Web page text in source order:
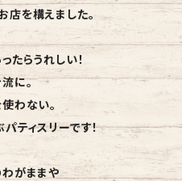
を構えました。
たらうれしい！
に。
わない。
ティスリーです！
がままや